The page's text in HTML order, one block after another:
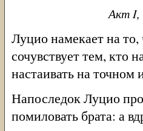
Акт I,
Луцио намекает на
сочувствует тем, кто
настаивать на точном
Напоследок Луцио
помиловать брата: а